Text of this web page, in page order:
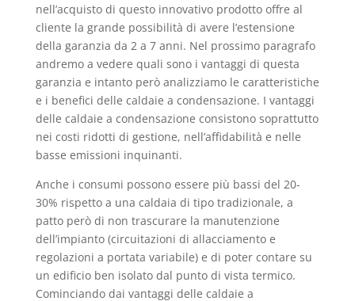
nell’acquisto di questo innovativo prodotto offre al
cliente la grande possibilità di avere l’estensione
della garanzia da 2 a 7 anni. Nel prossimo paragrafo
andremo a vedere quali sono i vantaggi di questa
garanzia e intanto però analizziamo le caratteristiche
e i benefici delle caldaie a condensazione. I vantaggi
delle caldaie a condensazione consistono soprattutto
nei costi ridotti di gestione, nell’affidabilità e nelle
basse emissioni inquinanti.
Anche i consumi possono essere più bassi del 20-
30% rispetto a una caldaia di tipo tradizionale, a
patto però di non trascurare la manutenzione
dell’impianto (circuitazioni di allacciamento e
regolazioni a portata variabile) e di poter contare su
un edificio ben isolato dal punto di vista termico.
Cominciando dai vantaggi delle caldaie a